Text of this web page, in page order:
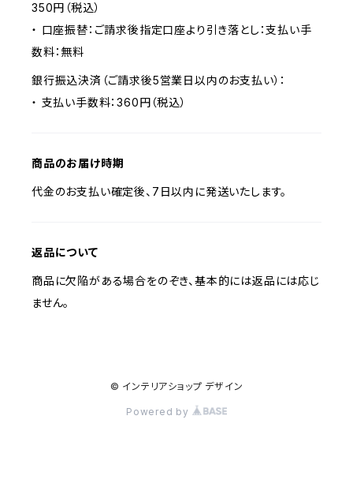
350円（税込）
・ 口座振替：ご請求後指定口座より引き落とし：支払い手
数料：無料
銀行振込決済（ご請求後5営業日以内のお支払い）：
・ 支払い手数料：360円（税込）
商品のお届け時期
代金のお支払い確定後、7日以内に発送いたします。
返品について
商品に欠陥がある場合をのぞき、基本的には返品には応じ
ません。
© インテリアショップ デザイン
Powered by